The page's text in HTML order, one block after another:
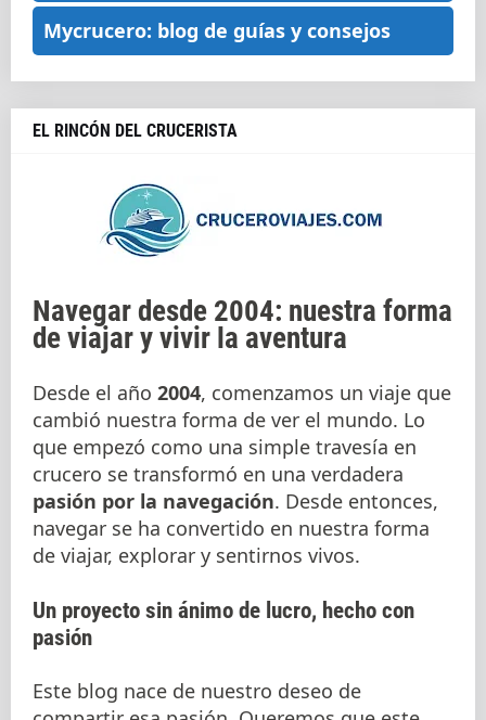
Mycrucero: blog de guías y consejos
EL RINCÓN DEL CRUCERISTA
Navegar desde 2004: nuestra forma
de viajar y vivir la aventura
Desde el año 2004, comenzamos un viaje que
cambió nuestra forma de ver el mundo. Lo
que empezó como una simple travesía en
crucero se transformó en una verdadera
pasión por la navegación. Desde entonces,
navegar se ha convertido en nuestra forma
de viajar, explorar y sentirnos vivos.
Un proyecto sin ánimo de lucro, hecho con
pasión
Este blog nace de nuestro deseo de